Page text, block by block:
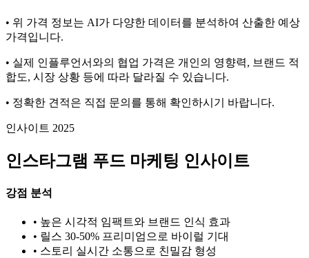
• 위 가격 정보는 AI가 다양한 데이터를 분석하여 산출한 예상
가격입니다.
• 실제 인플루언서와의 협업 가격은 개인의 영향력, 브랜드 적
합도, 시장 상황 등에 따라 달라질 수 있습니다.
• 정확한 견적은 직접 문의를 통해 확인하시기 바랍니다.
인사이트 2025
인스타그램 푸드 마케팅 인사이트
강점 분석
• 높은 시각적 임팩트와 브랜드 인식 효과
• 릴스 30-50% 프리미엄으로 바이럴 기대
• 스토리 실시간 소통으로 친밀감 형성